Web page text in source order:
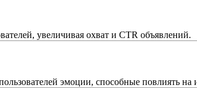
увеличивая охват и CTR объявлений.
эмоции, способные повлиять на